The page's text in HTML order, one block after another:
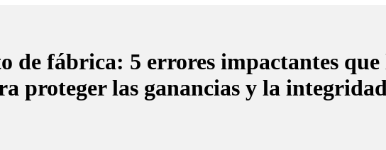
fábrica: 5 errores impactantes que
proteger las ganancias y la